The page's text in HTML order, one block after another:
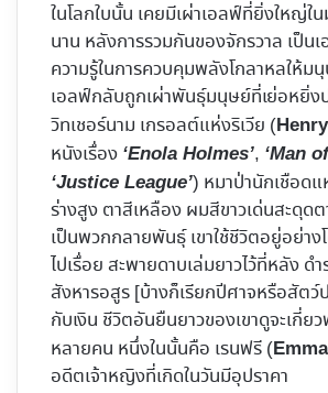
ในโลกใบนั้น เคยมีเผ่าเอลฟ์ที่ยิ่งใหญ่ใ
นาน หลังการรวมกันของจักรวาล เป็น
ความรู้ในการควบคุมพลังโกลาหลให้ม
เอลฟ์กลับถูกเผ่าพันธุ์มนุษย์ที่เย่อหยิ่ง
วิทเชอร์นาม เกรอลต์แห่งริเวีย (
หนังเรื่อง ‘Enola Holmes’, ‘Man
‘Justice League’) หมาป่านักเชือดแ
ร่างสูง ตาสีเหลือง ผมสีขาวเด่นสะดุด
เป็นพวกกลายพันธุ์ เขาใช้ชีวิตอยู่อย่าง
ไปเรื่อย สะพายดาบเล่มยาวไว้ที่หลัง ด
สังหารอสูร [บ้างก็เรียกปีศาจหรือสัตว์
กับเงิน ชีวิตอันยืนยาวของเขาดูจะเกี่
หลายคน หนึ่งในนั้นคือ เรนฟรี (
อดีตเจ้าหญิงที่เกิดในวันมีอุปราคา